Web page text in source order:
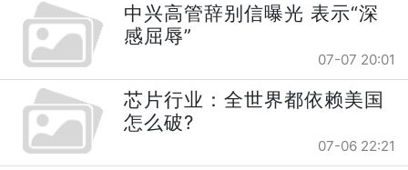
中兴高管辞别信曝光 表示“深
感屈辱”
07-07 20:01
芯片行业：全世界都依赖美国
怎么破?
07-06 22:21